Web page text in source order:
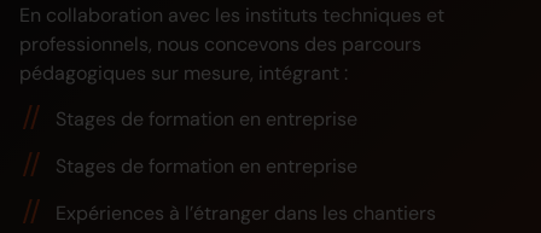
En collaboration avec les instituts techniques et
professionnels, nous concevons des parcours
pédagogiques sur mesure, intégrant :
Stages de formation en entreprise
Stages de formation en entreprise
Expériences à l’étranger dans les chantiers